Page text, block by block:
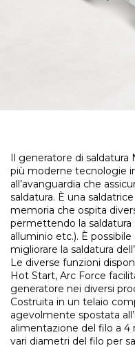
Il generatore di saldatura
più moderne tecnologie
all’avanguardia che
saldatura. È una
memoria che ospita
permettendo la
alluminio etc.). È
migliorare la saldatura
Le diverse funzioni
Hot Start, Arc Force
generatore nei diversi
Costruita in un telaio
agevolmente spostata
alimentazione del filo a
vari diametri del filo per